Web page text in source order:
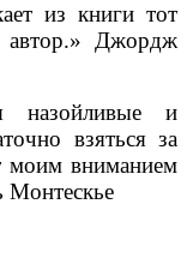
из книги тот
Джордж
назойливые и
взяться за
моим вниманием
Монтескье